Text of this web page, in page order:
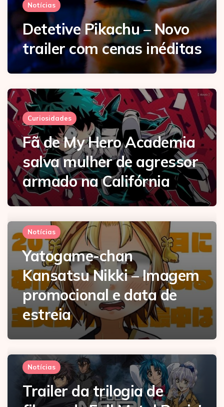
Notícias
Detetive Pikachu – Novo
trailer com cenas inéditas
Curiosidades
Fã de My Hero Academia
salva mulher de agressor
armado na Califórnia
Notícias
Yatogame-chan
Kansatsu Nikki – Imagem
promocional e data de
estreia
Notícias
Trailer da trilogia de